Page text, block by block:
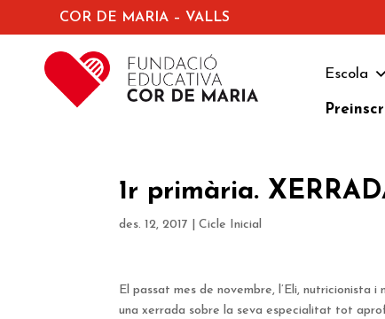
COR DE MARIA – VALLS
Escola
1r primària.
des. 12, 2017 |Cicle Inicial
El passat mes de novembre, l’Eli,
una xerrada sobre la seva especialitat tot